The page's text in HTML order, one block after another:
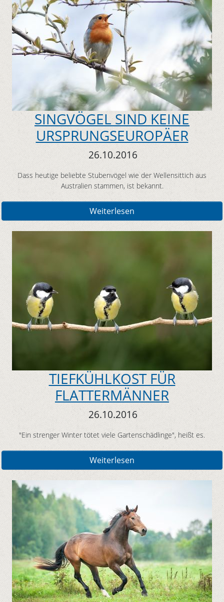
SINGVÖGEL SIND KEINE
URSPRUNGSEUROPÄER
26.10.2016
Dass heutige beliebte Stubenvögel wie der Wellensittich aus
Australien stammen, ist bekannt.
Weiterlesen
TIEFKÜHLKOST FÜR
FLATTERMÄNNER
26.10.2016
"Ein strenger Winter tötet viele Gartenschädlinge", heißt es.
Weiterlesen